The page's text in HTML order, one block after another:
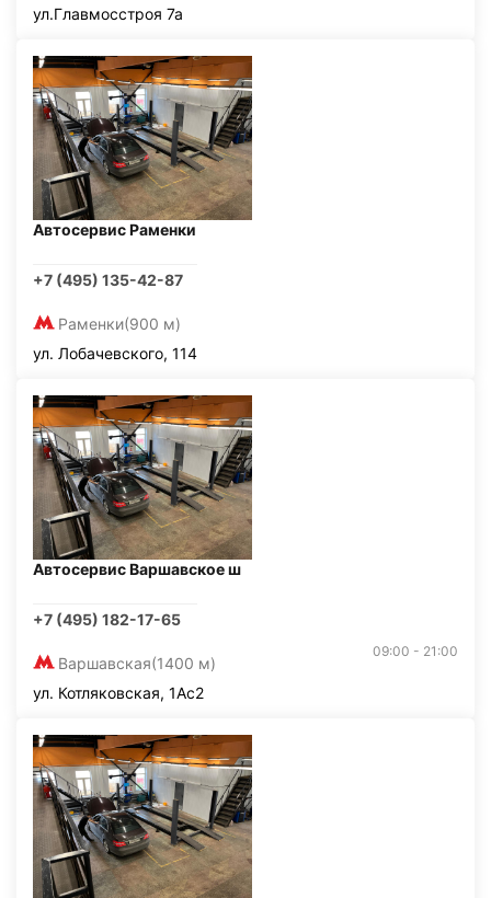
ул.Главмосстроя 7а
Автосервис Раменки
+7 (495) 135-42-87
Раменки(900 м)
ул. Лобачевского, 114
Автосервис Варшавское ш
+7 (495) 182-17-65
Варшавская(1400 м)
09:00 - 21:00
ул. Котляковская, 1Ас2